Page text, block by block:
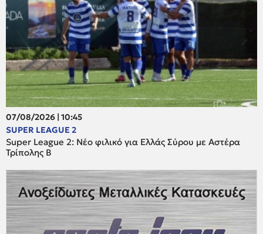
07/08/2026 | 10:45
SUPER LEAGUE 2
Super League 2: Νέο φιλικό για Ελλάς Σύρου με Αστέρα
Τρίπολης Β